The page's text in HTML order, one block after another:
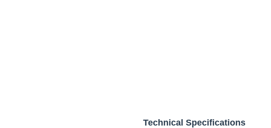
Technical Specifications